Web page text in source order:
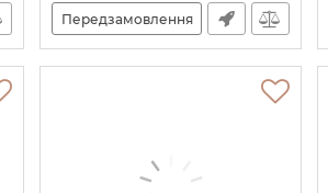
Передзамовлення